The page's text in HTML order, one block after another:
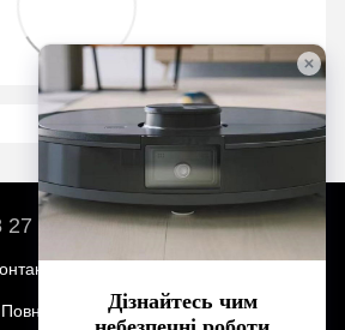
27 17 067 212 01 02
інформація
Повна версія сайту